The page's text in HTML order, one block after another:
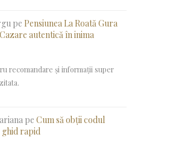
pe Pensiunea La Roată Gura
autentică în inima
recomandare și informații super
pe Cum să obții codul
ghid rapid